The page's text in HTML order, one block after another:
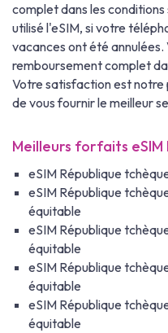
complet dans les conditions
utilisé l'eSIM, si votre
vacances ont été annulées.
remboursement complet
Votre satisfaction est notre
de vous fournir le meilleur
Meilleurs forfaits
eSIM République
eSIM République
équitable
eSIM République
équitable
eSIM République
équitable
eSIM République
équitable